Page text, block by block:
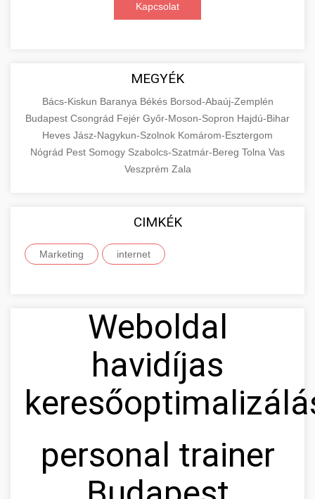
Kapcsolat
MEGYÉK
Bács-Kiskun Baranya Békés Borsod-Abaúj-Zemplén
Budapest Csongrád Fejér Győr-Moson-Sopron Hajdú-Bihar
Heves Jász-Nagykun-Szolnok Komárom-Esztergom
Nógrád Pest Somogy Szabolcs-Szatmár-Bereg Tolna Vas
Veszprém Zala
CIMKÉK
Marketing internet
Weboldal
havidíjas
personal trainer